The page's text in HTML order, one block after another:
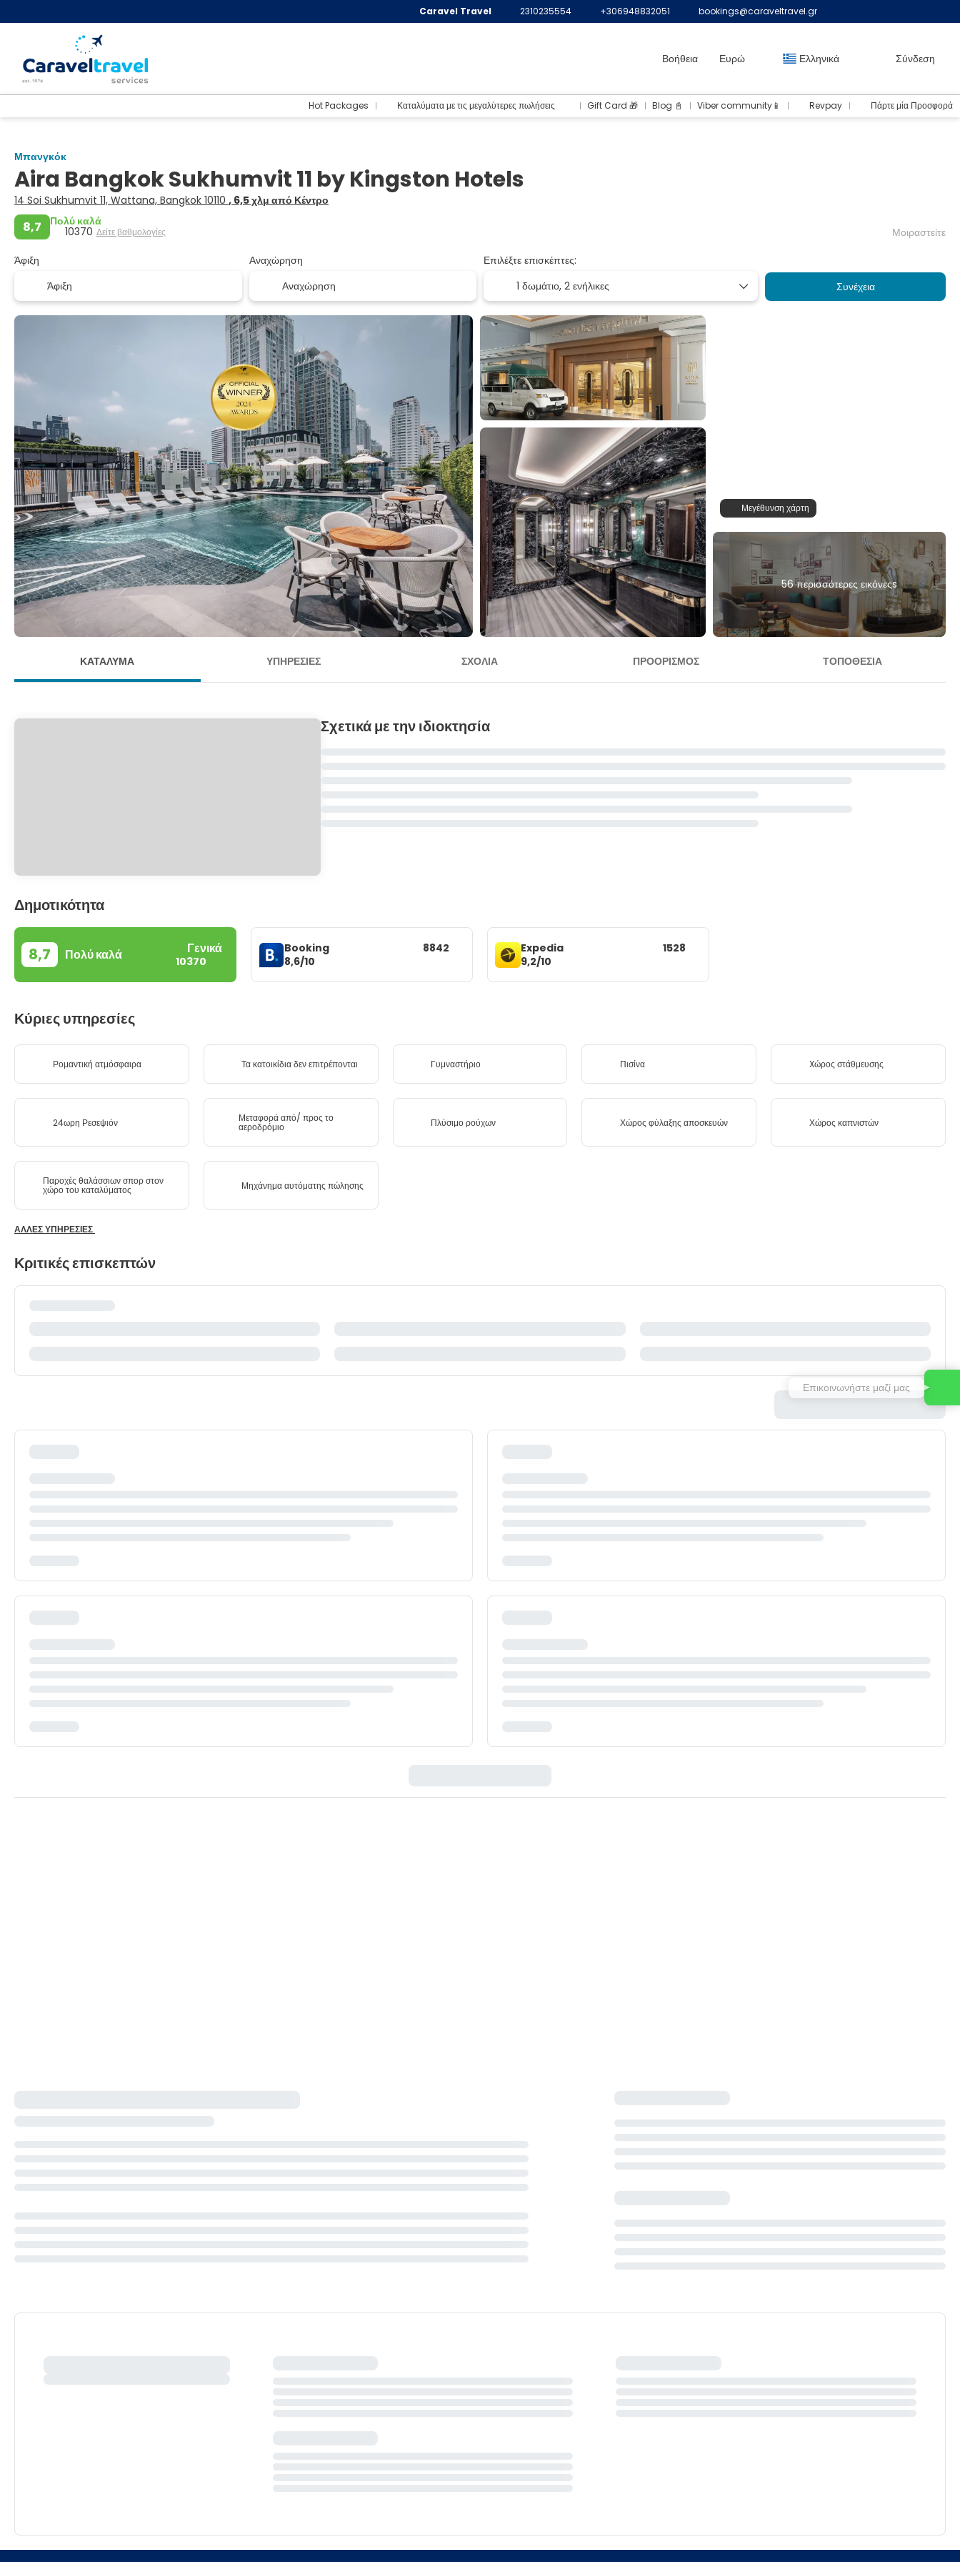
Caravel Travel 2310235554 +306948832051 bookings@caraveltravel.gr
Βοήθεια Ευρώ Ελληνικά Σύνδεση
Hot Packages Καταλύματα με τις μεγαλύτερες πωλήσεις Gift Card 🎁 Blog 📓 Viber community📱 Revpay Πάρτε μία Προσφορά
Μπανγκόκ
Aira Bangkok Sukhumvit 11 by Kingston Hotels
14 Soi Sukhumvit 11, Wattana, Bangkok 10110 , 6,5 χλμ από Κέντρο
8,7 Πολύ καλά
10370 Δείτε βαθμολογίες
Μοιραστείτε
Άφιξη
Αναχώρηση
Επιλέξτε επισκέπτες:
1 δωμάτιο, 2 ενήλικες Συνέχεια
Μεγέθυνση χάρτη
56 περισσότερες εικόνεςs
ΚΑΤΆΛΥΜΑ ΥΠΗΡΕΣΊΕΣ ΣΧΌΛΙΑ ΠΡΟΟΡΙΣΜΌΣ ΤΟΠΟΘΕΣΊΑ
Σχετικά με την ιδιοκτησία
Δημοτικότητα
8,7 Πολύ καλά Γενικά
10370
Booking
8,6/10
8842
Expedia
9,2/10
1528
Κύριες υπηρεσίες
Ρομαντική ατμόσφαιρα Τα κατοικίδια δεν επιτρέπονται Γυμναστήριο Πισίνα Xώρος στάθμευσης
24ωρη Ρεσεψιόν Μεταφορά από/ προς το
αεροδρόμιο Πλύσιμο ρούχων Χώρος φύλαξης αποσκευών Χώρος καπνιστών
Παροχές θαλάσσιων σπορ στον
χώρο του καταλύματος Μηχάνημα αυτόματης πώλησης
ΆΛΛΕΣ ΥΠΗΡΕΣΊΕΣ
Κριτικές επισκεπτών
Επικοινωνήστε μαζί μας